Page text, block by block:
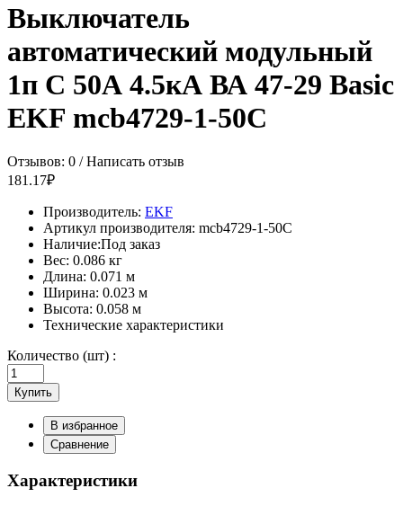
Выключатель
автоматический модульный
1п C 50А 4.5кА ВА 47-29 Basic
EKF mcb4729-1-50C
Отзывов: 0 /Написать отзыв
181.17₽
Производитель: EKF
Артикул производителя: mcb4729-1-50C
Наличие:Под заказ
Вес: 0.086 кг
Длина: 0.071 м
Ширина: 0.023 м
Высота: 0.058 м
Технические характеристики
Количество (шт) :
Купить
В избранное
Сравнение
Характеристики